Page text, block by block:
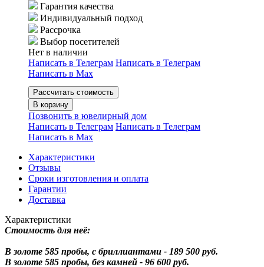
Гарантия качества
Индивидуальный подход
Рассрочка
Выбор посетителей
Нет в наличии
Написать в Телеграм Написать в Телеграм
Написать в Мах
Рассчитать стоимость
В корзину
Позвонить в ювелирный дом
Написать в Телеграм Написать в Телеграм
Написать в Мах
Характеристики
Отзывы
Сроки изготовления и оплата
Гарантии
Доставка
Характеристики
Стоимость для неё:
В золоте 585 пробы, с бриллиантами - 189 500 руб.
В золоте 585 пробы, без камней - 96 600 руб.